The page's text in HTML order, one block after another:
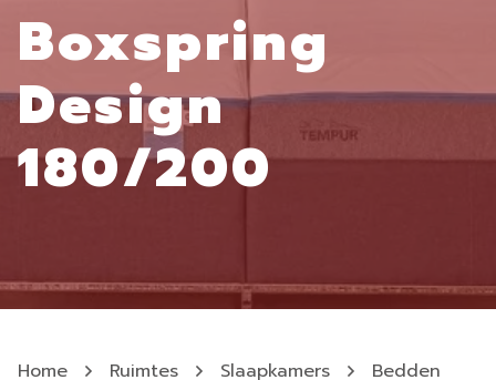
Boxspring
Design
180/200
Home Ruimtes Slaapkamers
Bedden